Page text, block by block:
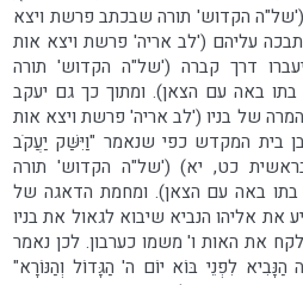
('של"ה הקדוש' תורה שבכתב פרשת ויצא
עליהם ('לב אריה' פרשת ויצא אות
דרך קברה ('של"ה הקדוש' תורה
באה עם הצאן). ומתוך כך גם יעקב
של בניו ('לב אריה' פרשת ויצא אות
בית המקדש כפי שנאמר "וַיִּשַּׁק יַעֲקֹב
כט, יא) ('של"ה הקדוש' תורה
באה עם הצאן). ומחמת הדאגה של
את אליהו הנביא שיבוא לגאול את בניו
את האות ו' משמו כערבון. לכן נאמר
לִפְנֵי בּוֹא יוֹם ה' הַגָּדוֹל וְהַנּוֹרָא"